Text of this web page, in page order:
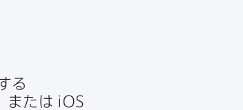
る​
または iOS